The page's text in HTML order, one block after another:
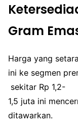
Gram
Harga yang
ini ke segmen
sekitar Rp 1,2-
1,5 juta ini
ditawarkan.